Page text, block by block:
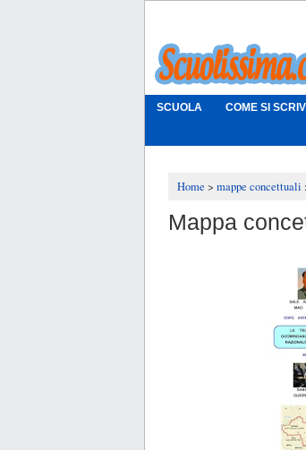
SCUOLA COME SI
Home mappe concettuali
Mappa